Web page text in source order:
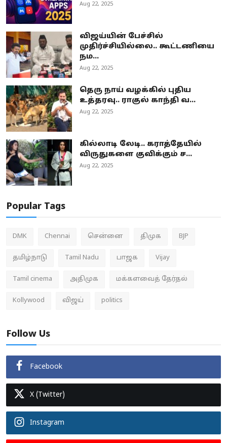
Aug 22, 2025
விஜய்யின் பேச்சில்
முதிர்ச்சியில்லை.. கூட்டணியை
நம...
Aug 22, 2025
தெரு நாய் வழக்கில் புதிய
உத்தரவு.. ராகுல் காந்தி வ...
Aug 22, 2025
கில்லாடி லேடி.. கராத்தேயில்
விருதுகளை குவிக்கும் ச...
Aug 22, 2025
Popular Tags
DMK Chennai சென்னை திமுக BJP
தமிழ்நாடு Tamil Nadu பாஜக Vijay
Tamil cinema அதிமுக மக்களவைத் தேர்தல்
Kollywood விஜய் politics
Follow Us
Facebook
X (Twitter)
Instagram